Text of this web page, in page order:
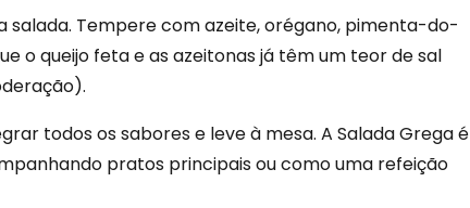
salada. Tempere com azeite, orégano, pimenta-do-
o queijo feta e as azeitonas já têm um teor de sal
todos os sabores e leve à mesa. A Salada Grega é
pratos principais ou como uma refeição